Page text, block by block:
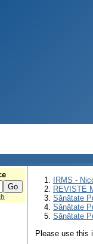
IRMS -
REVISTE
Sănătate
Sănătate
Sănătate
Please use this